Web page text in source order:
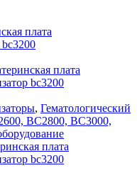
, Гематологический
BC2800, BC3000,
плата
bc3200